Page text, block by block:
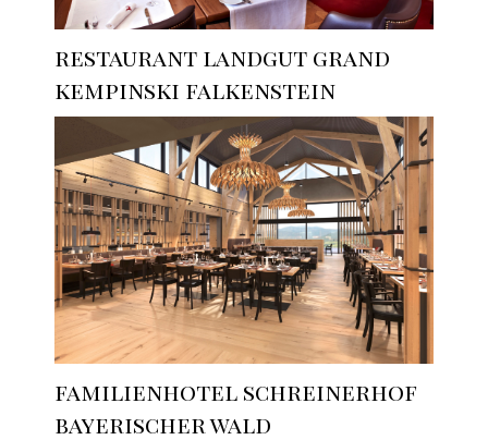
restaurant landgut grand
kempinski falkenstein
familienhotel schreinerhof
bayerischer wald